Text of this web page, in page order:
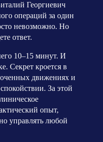
Георгиевич
операций за один
невозможно. Но
ответ.
10–15 минут. И
Секрет кроется в
движениях и
За этой
опыт,
управлять любой